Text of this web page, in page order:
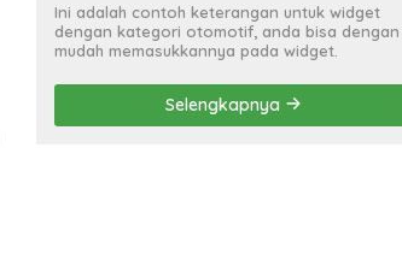
Ini adalah contoh keterangan untuk widget
dengan kategori otomotif, anda bisa dengan
mudah memasukkannya pada widget.
Selengkapnya